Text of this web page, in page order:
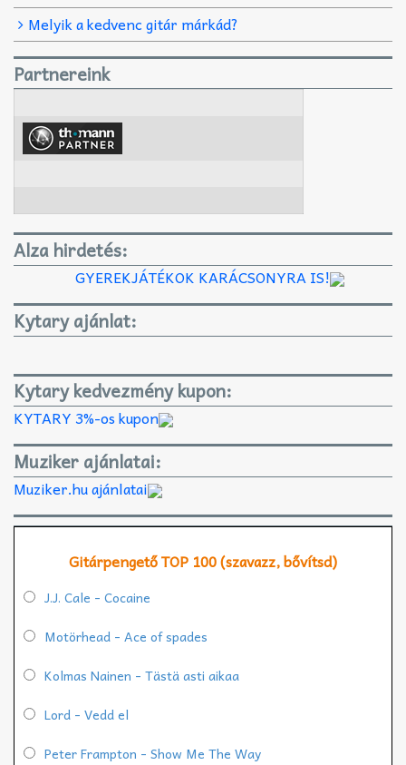
Melyik a kedvenc gitár márkád?
Partnereink
Alza hirdetés:
GYEREKJÁTÉKOK KARÁCSONYRA IS!
Kytary ajánlat:
Kytary kedvezmény kupon:
KYTARY 3%-os kupon
Muziker ajánlatai:
Muziker.hu ajánlatai
Gitárpengető TOP 100 (szavazz, bővítsd)
J.J. Cale - Cocaine
Motörhead - Ace of spades
Kolmas Nainen - Tästä asti aikaa
Lord - Vedd el
Peter Frampton - Show Me The Way